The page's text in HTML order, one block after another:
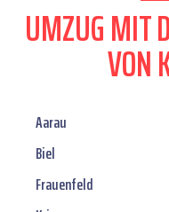
UMZUG MIT
VON
Aarau
Biel
Frauenfeld